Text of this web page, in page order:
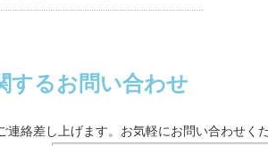
するお問い合わせ
絡差し上げます。お気軽にお問い合わせくだ